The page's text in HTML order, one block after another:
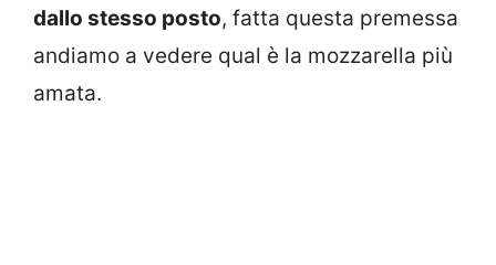
dallo stesso posto, fatta questa premessa
andiamo a vedere qual è la mozzarella più
amata.